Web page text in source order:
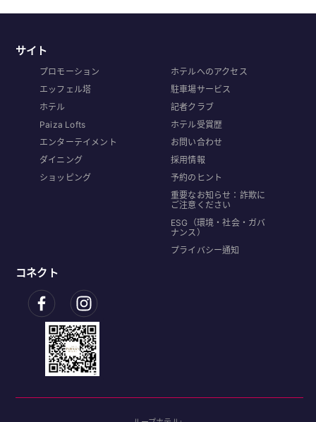
サイト
プロモーション
エッフェル塔
ホテル
Paiza Lofts
エンターテイメント
ダイニング
ショッピング
ホテルへのアクセス
駐車場サービス
記者クラブ
ホテル受賞歴
お問い合わせ
採用情報
予約のヒント
重要なお知らせ：詐欺に
ご注意ください
ESG（環境・社会・ガバ
ナンス）
プライバシー通知
コネクト